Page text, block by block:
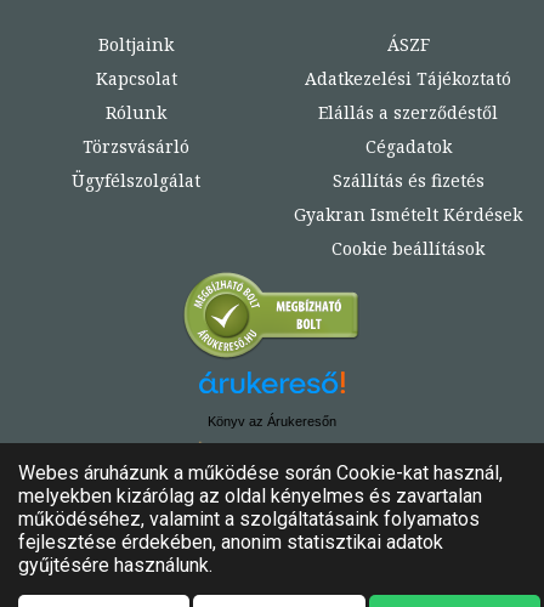
Boltjaink
Kapcsolat
Rólunk
Törzsvásárló
Ügyfélszolgálat
ÁSZF
Adatkezelési Tájékoztató
Elállás a szerződéstől
Cégadatok
Szállítás és fizetés
Gyakran Ismételt Kérdések
Cookie beállítások
Könyv az Árukeresőn